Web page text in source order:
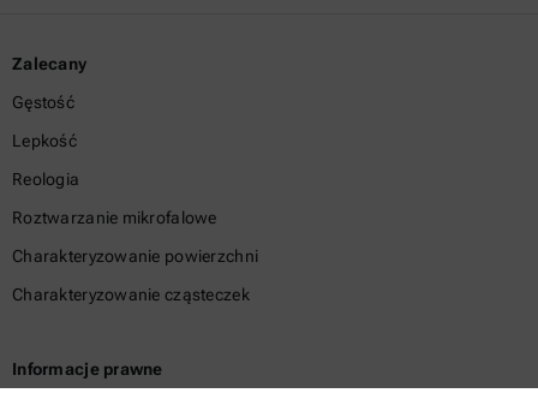
Zalecany
Gęstość
Lepkość
Reologia
Roztwarzanie mikrofalowe
Charakteryzowanie powierzchni
Charakteryzowanie cząsteczek
Informacje prawne